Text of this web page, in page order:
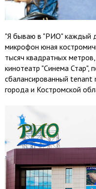
"Я бываю в "РИО" каждый
микрофон юная
тысяч квадратных
кинотеатр "Синема Стар",
сбалансированный
города и Костромской